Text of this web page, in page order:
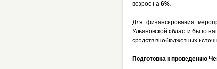
возрос на 6%.
Для финансирования
Ульяновской области было
средств внебюджетных
Подготовка к проведению